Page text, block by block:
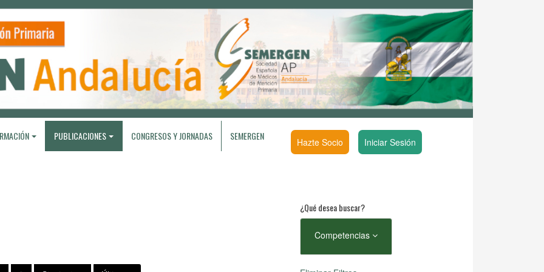
PUBLICACIONES CONGRESOS Y JORNADAS SEMERGEN Hazte Socio Iniciar Sesión
¿Qué desea buscar?
Competencias